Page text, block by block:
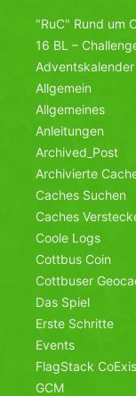
"RuC" Rund um
16 BL –
Allgemein
Allgemeines
Anleitungen
Archived_Post
Archivierte
Caches Suchen
Caches
Coole Logs
Cottbus Coin
Cottbuser
Das Spiel
Erste Schritte
Events
FlagStack
GCM